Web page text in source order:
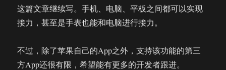
这篇文章继续写。手机、电脑、平板之间都可以实现
接力，甚至是手表也能和电脑进行接力。
不过，除了苹果自己的App之外，支持该功能的第三
方App还很有限，希望能有更多的开发者跟进。